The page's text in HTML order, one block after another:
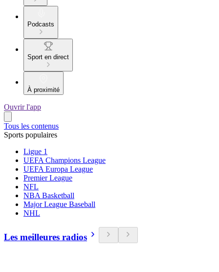
Podcasts
Sport en direct
À proximité
Ouvrir l'app
Tous les contenus
Sports populaires
Ligue 1
UEFA Champions League
UEFA Europa League
Premier League
NFL
NBA Basketball
Major League Baseball
NHL
Les meilleures radios